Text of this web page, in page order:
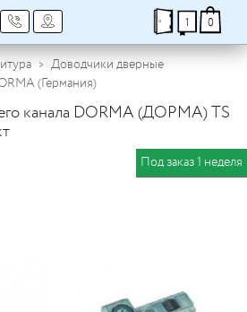
1 0
Доводчики дверные
(Германия)
канала DORMA (ДОРМА) TS
Под заказ 1 неделя